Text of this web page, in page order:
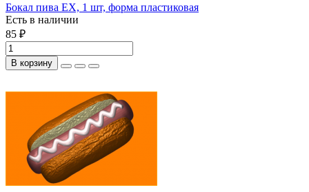
Бокал пива ЕХ, 1 шт, форма пластиковая
Есть в наличии
85 ₽
В корзину